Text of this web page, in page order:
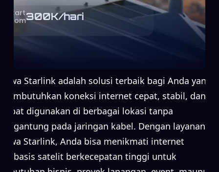
Start
From300K/hari
Sewa Starlink adalah solusi terbaik bagi Anda yang
membutuhkan koneksi internet cepat, stabil, dan
dapat digunakan di berbagai lokasi tanpa
bergantung pada jaringan kabel. Dengan layanan
sewa Starlink, Anda bisa menikmati internet
berbasis satelit berkecepatan tinggi untuk